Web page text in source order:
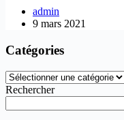
admin
9 mars 2021
Catégories
Catégories
Rechercher